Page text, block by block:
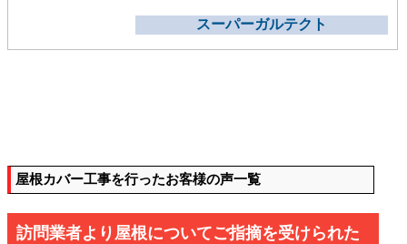
スーパーガルテクト
屋根カバー工事を行ったお客様の声一覧
訪問業者より屋根についてご指摘を受けられた